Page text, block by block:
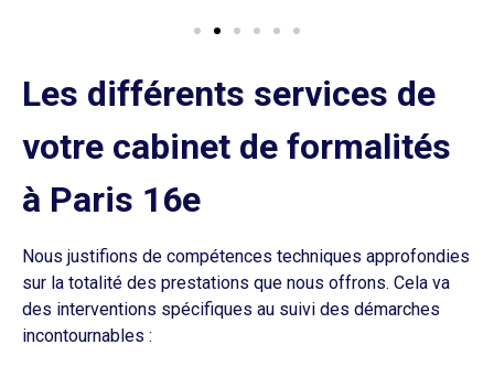
Les différents services de
votre cabinet de formalités
à Paris 16e
Nous justifions de compétences techniques approfondies
sur la totalité des prestations que nous offrons. Cela va
des interventions spécifiques au suivi des démarches
incontournables :